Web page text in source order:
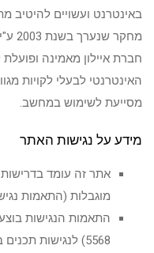
באינטרנט ועשויים להיטיב
מחקר שנערך בשנת 2003 ע"י חברת מייקרוסופט.
חברת איילון מאמינה ופועלת
האינטרנטי לבעלי לקויות
מסייעת לשימוש במחשב.
מידע על נגישות האתר
אתר זה עומד בדרישות
מוגבלות (התאמות
התאמות הנגישות